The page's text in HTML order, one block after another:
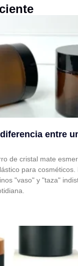
entre
de cristal mate
para
"vaso" y "taza"